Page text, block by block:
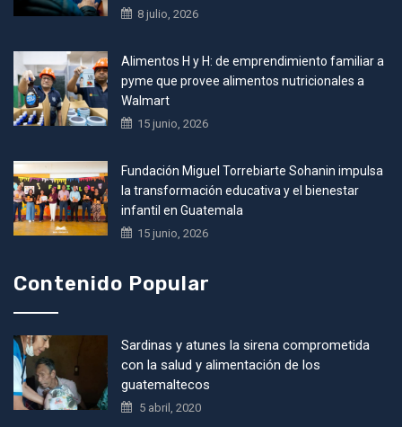
8 julio, 2026
Alimentos H y H: de emprendimiento familiar a
pyme que provee alimentos nutricionales a
Walmart
15 junio, 2026
Fundación Miguel Torrebiarte Sohanin impulsa
la transformación educativa y el bienestar
infantil en Guatemala
15 junio, 2026
Contenido Popular
Sardinas y atunes la sirena comprometida
con la salud y alimentación de los
guatemaltecos
5 abril, 2020